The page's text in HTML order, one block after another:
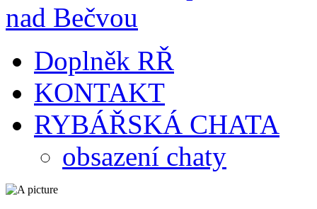
Doplněk RŘ
KONTAKT
RYBÁŘSKÁ CHATA
obsazení chaty